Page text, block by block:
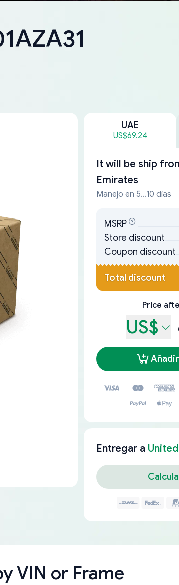
UAE
US$69.24
It will be ship
Emirates
Manejo en 5...10 días
MSRP
Store discount
Coupon discount
Total discount
Price
US$
Entregar a
VIN or Frame